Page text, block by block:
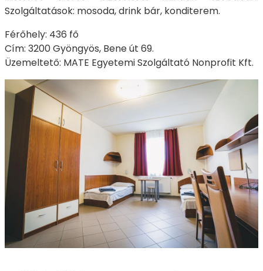
Szolgáltatások: mosoda, drink bár, konditerem.
Férőhely: 436 fő
Cím: 3200 Gyöngyös, Bene út 69.
Üzemeltető: MATE Egyetemi Szolgáltató Nonprofit Kft.